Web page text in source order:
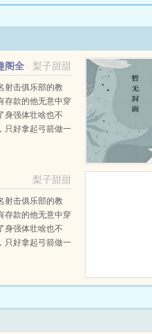
梨子甜甜
阁全
射击俱乐部的教
存款的他无意中穿
身强体壮啥也不
只好拿起弓箭做一
寥炊烟，以及那...
梨子甜甜
射击俱乐部的教
存款的他无意中穿
身强体壮啥也不
只好拿起弓箭做一
（失望）第三天周